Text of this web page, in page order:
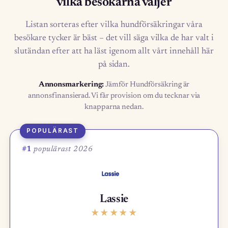
vilka besökarna väljer
Listan sorteras efter vilka hundförsäkringar våra
besökare tycker är bäst – det vill säga vilka de har valt i
slutändan efter att ha läst igenom allt vårt innehåll här
på sidan.
Annonsmarkering: Jämför Hundförsäkring är
annonsfinansierad. Vi får provision om du tecknar via
knapparna nedan.
POPULÄRAST
#1 populärast 2026
Lassie
★ ★ ★ ★ ★